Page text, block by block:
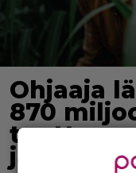
Ohjaaja
870
jatko-